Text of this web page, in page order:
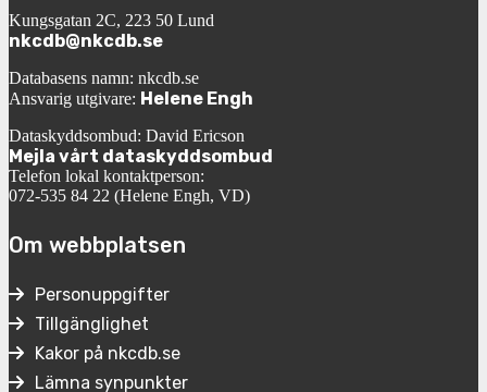
Kungsgatan 2C, 223 50 Lund
nkcdb@nkcdb.se
Databasens namn: nkcdb.se
Ansvarig utgivare: Helene Engh
Dataskyddsombud: David Ericson
Mejla vårt dataskyddsombud
Telefon lokal kontaktperson:
072-535 84 22 (Helene Engh, VD)
Om webbplatsen
Personuppgifter
Tillgänglighet
Kakor på nkcdb.se
Lämna synpunkter